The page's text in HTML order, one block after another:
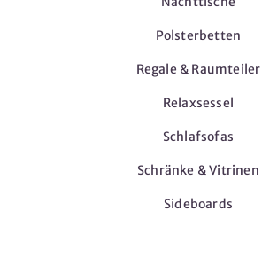
Polsterbetten
Regale & Raumteiler
Relaxsessel
Schlafsofas
Schränke & Vitrinen
Sideboards